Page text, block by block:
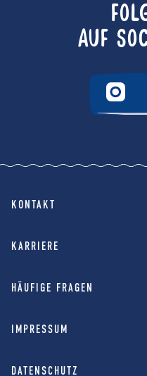
AUF
KONTAKT
KARRIERE
HÄUFIGE FRAGEN
IMPRESSUM
DATENSCHUTZ